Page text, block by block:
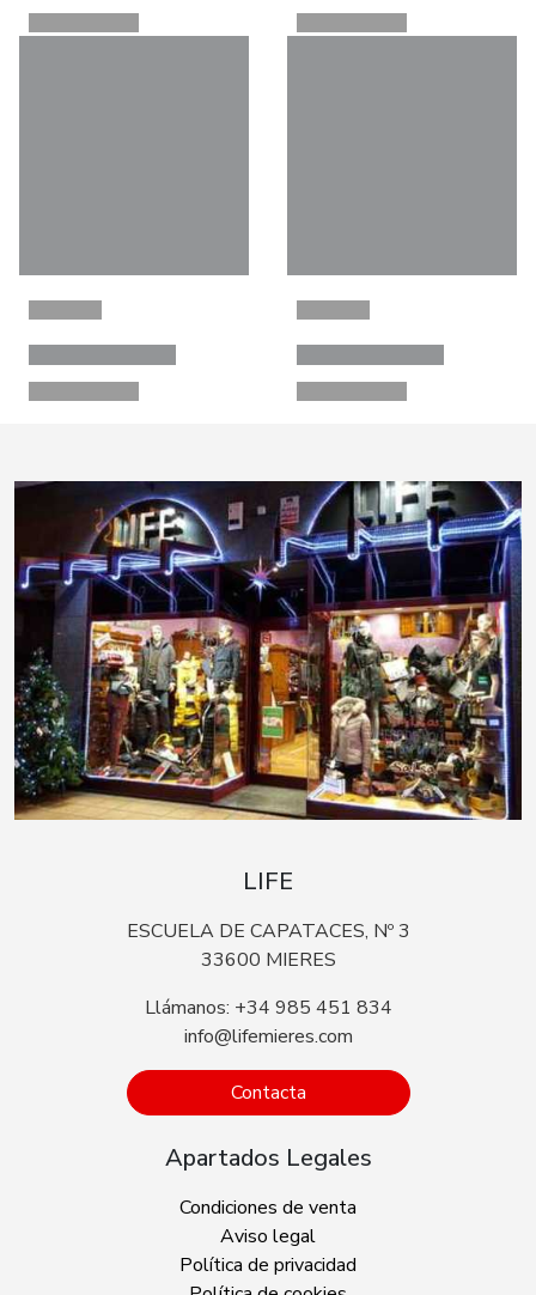
LIFE
ESCUELA DE CAPATACES, Nº 3
33600 MIERES
Llámanos: +34 985 451 834
info@lifemieres.com
Contacta
Apartados Legales
Condiciones de venta
Aviso legal
Política de privacidad